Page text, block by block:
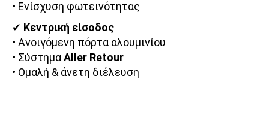
• Ενίσχυση φωτεινότητας
✔ Κεντρική είσοδος
• Ανοιγόμενη πόρτα αλουμινίου
• ΣύστημαAller Retour
• Ομαλή & άνετη διέλευση